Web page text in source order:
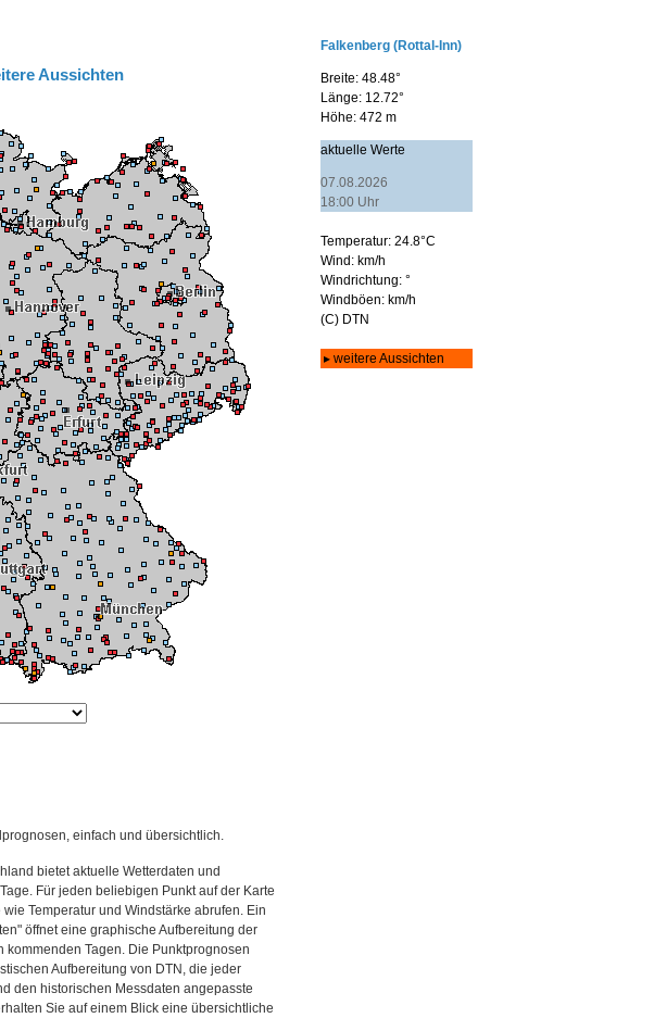
Aussichten
einfach und übersichtlich.
bietet aktuelle Wetterdaten und
Für jeden beliebigen Punkt auf der Karte
Temperatur und Windstärke abrufen. Ein
öffnet eine graphische Aufbereitung der
kommenden Tagen. Die Punktprognosen
Aufbereitung von DTN, die jeder
den historischen Messdaten angepasste
Sie auf einem Blick eine übersichtliche